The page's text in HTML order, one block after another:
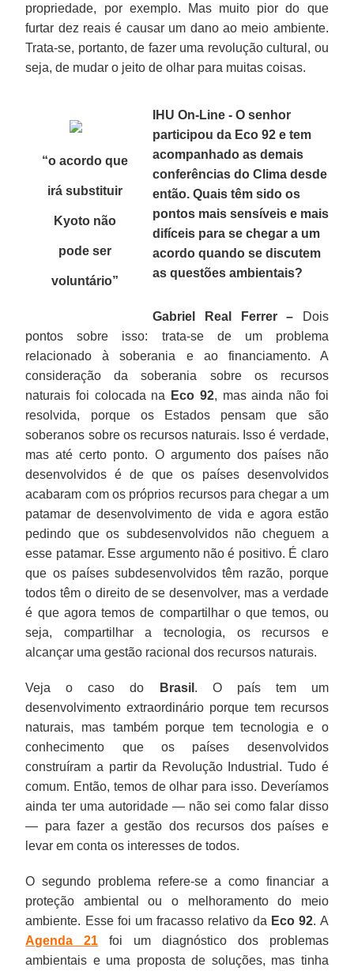
propriedade, por exemplo. Mas muito pior do que
furtar dez reais é causar um dano ao meio ambiente.
Trata-se, portanto, de fazer uma revolução cultural, ou
seja, de mudar o jeito de olhar para muitas coisas.
“o acordo que
irá substituir
Kyoto não
pode ser
voluntário”
IHU On-Line - O senhor
participou da Eco 92 e tem
acompanhado as demais
conferências do Clima desde
então. Quais têm sido os
pontos mais sensíveis e mais
difíceis para se chegar a um
acordo quando se discutem
as questões ambientais?
Gabriel Real Ferrer – Dois
pontos sobre isso: trata-se de um problema
relacionado à soberania e ao financiamento. A
consideração da soberania sobre os recursos
naturais foi colocada na
Eco 92, mas ainda não foi
resolvida, porque os Estados pensam que são
soberanos sobre os recursos naturais. Isso é verdade,
mas até certo ponto. O argumento dos países não
desenvolvidos é de que os países desenvolvidos
acabaram com os próprios recursos para chegar a um
patamar de desenvolvimento de vida e agora estão
pedindo que os subdesenvolvidos não cheguem a
esse patamar. Esse argumento não é positivo. É claro
que os países subdesenvolvidos têm razão, porque
todos têm o direito de se desenvolver, mas a verdade
é que agora temos de compartilhar o que temos, ou
seja, compartilhar a tecnologia, os recursos e
alcançar uma gestão racional dos recursos naturais.
Veja o caso do Brasil . O país tem um
desenvolvimento extraordinário porque tem recursos
naturais, mas também porque tem tecnologia e o
conhecimento que os países desenvolvidos
construíram a partir da Revolução Industrial. Tudo é
comum. Então, temos de olhar para isso. Deveríamos
ainda ter uma autoridade — não sei como falar disso
— para fazer a gestão dos recursos dos países e
levar em conta os interesses de todos.
O segundo problema refere-se a como financiar a
proteção ambiental ou o melhoramento do meio
ambiente. Esse foi um fracasso relativo da Eco 92. A
Agenda 21 foi um diagnóstico dos problemas
ambientais e uma proposta de soluções, mas tinha